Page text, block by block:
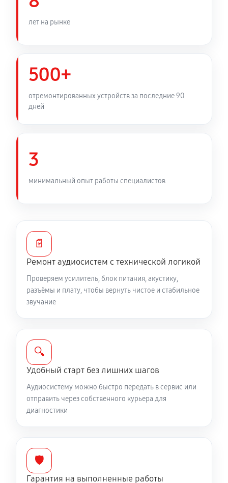
лет на рынке
500+
отремонтированных устройств за последние 90
дней
3
минимальный опыт работы специалистов
📄
Ремонт аудиосистем с технической логикой
Проверяем усилитель, блок питания, акустику,
разъёмы и плату, чтобы вернуть чистое и стабильное
звучание
🔍
Удобный старт без лишних шагов
Аудиосистему можно быстро передать в сервис или
отправить через собственного курьера для
диагностики
🛡️
Гарантия на выполненные работы